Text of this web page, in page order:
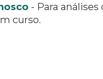
- Para análises
curso.